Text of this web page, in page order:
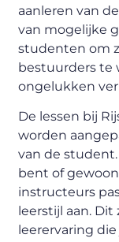
aanleren van
van mogelijke
studenten om
bestuurders te
ongelukken
De lessen bij
worden
van de
bent of
instructeurs
leerstijl aan.
leerervaring